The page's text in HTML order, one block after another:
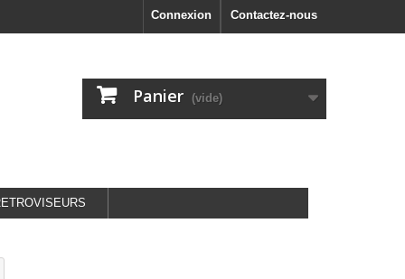
Contactez-nous
Connexion
Panier (vide)